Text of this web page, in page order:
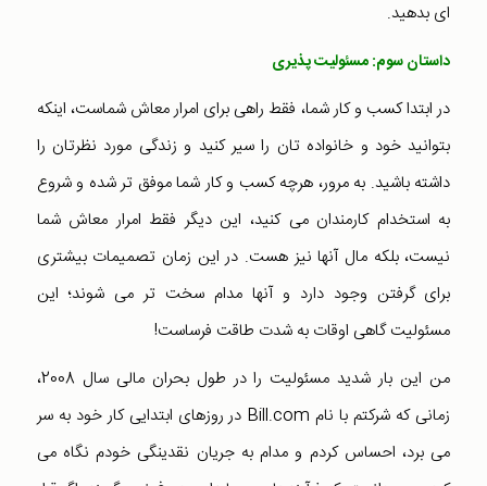
ای بدهید.
داستان سوم: مسئولیت پذیری
در ابتدا کسب و کار شما، فقط راهی برای امرار معاش شماست، اینکه
بتوانید خود و خانواده تان را سیر کنید و زندگی مورد نظرتان را
داشته باشید. به مرور، هرچه کسب و کار شما موفق تر شده و شروع
به استخدام کارمندان می کنید، این دیگر فقط امرار معاش شما
نیست، بلکه مال آنها نیز هست. در این زمان تصمیمات بیشتری
برای گرفتن وجود دارد و آنها مدام سخت تر می شوند؛ این
مسئولیت گاهی اوقات به شدت طاقت فرساست!
من این بار شدید مسئولیت را در طول بحران مالی سال 2008،
زمانی که شرکتم با نام Bill.com در روزهای ابتدایی کار خود به سر
می برد، احساس کردم و مدام به جریان نقدینگی خودم نگاه می